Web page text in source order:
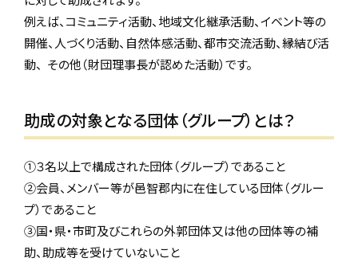
例えば、コミュニティ活動、地域文化継承活動、イベント等の
開催、人づくり活動、自然体感活動、都市交流活動、縁結び活
動、 その他（財団理事長が認めた活動）です。
助成の対象となる団体（グループ）とは？
①３名以上で構成された団体（グループ）であること
②会員、メンバー等が邑智郡内に在住している団体（グルー
プ）であること
③国・県・市町及びこれらの外郭団体又は他の団体等の補
助、助成等を受けていないこと